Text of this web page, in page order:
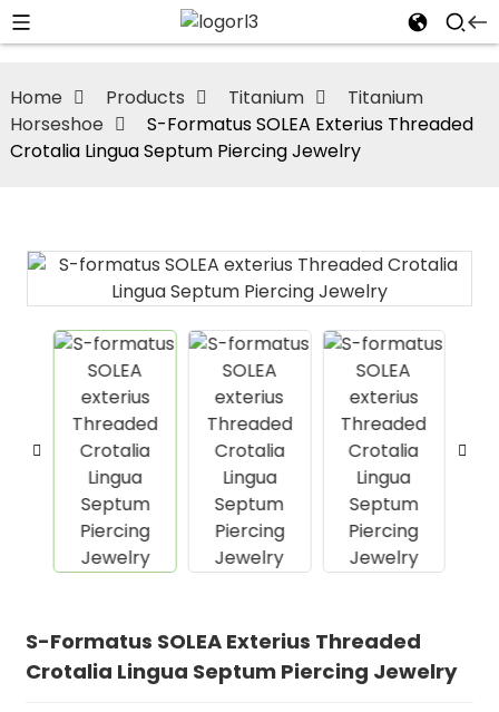
Home Products Titanium
Titanium
Horseshoe
S-Formatus SOLEA Exterius Threaded
Crotalia Lingua Septum Piercing Jewelry
S-Formatus SOLEA Exterius Threaded
Crotalia Lingua Septum Piercing Jewelry